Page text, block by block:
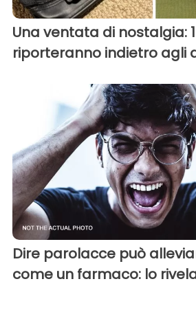
Una ventata di nostalgia:
riporteranno indietro agli
Dire parolacce può
come un farmaco: lo